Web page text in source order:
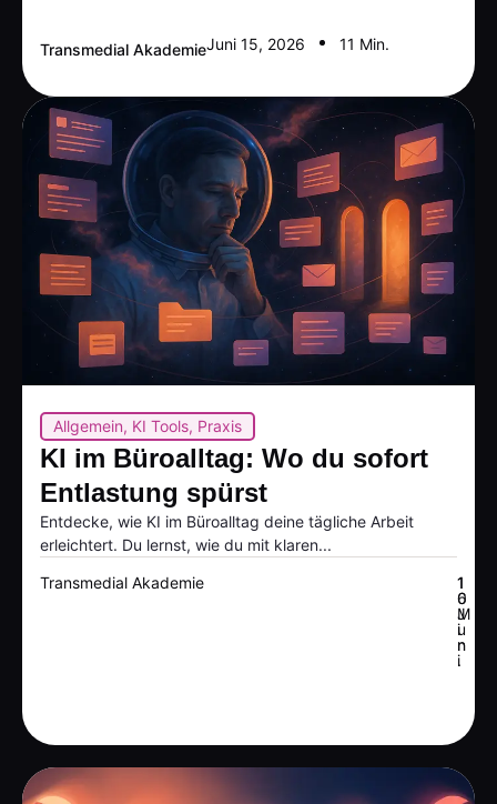
Transmedial AkademieJuni 15, 2026 11 Min.
Allgemein, KI Tools, Praxis
KI im Büroalltag: Wo du sofort
Entlastung spürst
Entdecke, wie KI im Büroalltag deine tägliche Arbeit
erleichtert. Du lernst, wie du mit klaren...
Transmedial Akademie
1
6
J
u
n
i
1
0
M
i
n
.